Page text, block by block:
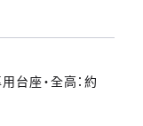
台座・全高：約